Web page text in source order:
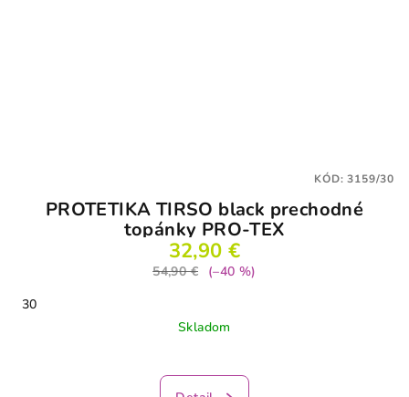
PROTETIKA TIRSO black prechodné
topánky PRO-TEX
32,90 €
54,90 €
(–40 %)
30
Skladom
KÓD:3159/30